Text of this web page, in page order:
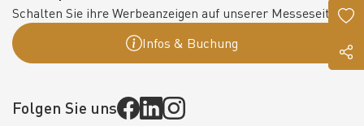
Schalten Sie ihre Werbeanzeigen auf unserer Messeseite:
Infos & Buchung
Folgen Sie uns